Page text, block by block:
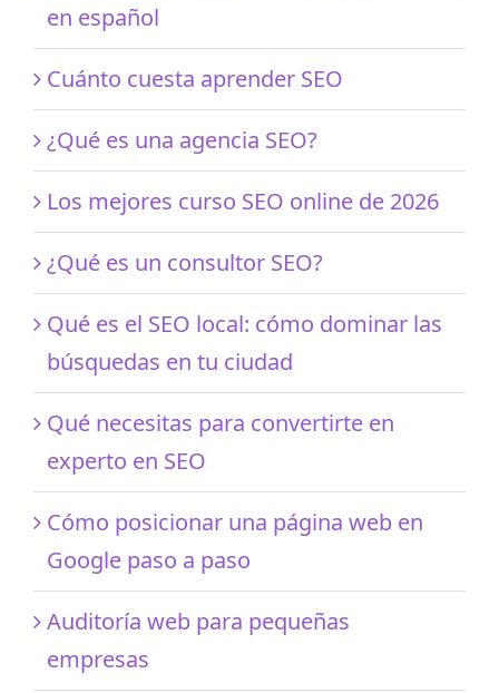
en español
Cuánto cuesta aprender SEO
¿Qué es una agencia SEO?
Los mejores curso SEO online de 2026
¿Qué es un consultor SEO?
Qué es el SEO local: cómo dominar las
búsquedas en tu ciudad
Qué necesitas para convertirte en
experto en SEO
Cómo posicionar una página web en
Google paso a paso
Auditoría web para pequeñas
empresas